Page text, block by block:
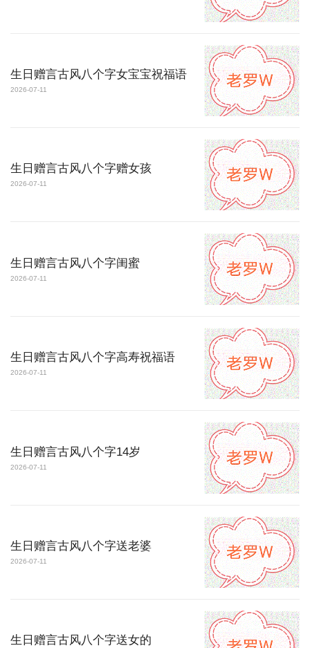
生日赠言古风八个字女宝宝祝福语
2026-07-11
生日赠言古风八个字赠女孩
2026-07-11
生日赠言古风八个字闺蜜
2026-07-11
生日赠言古风八个字高寿祝福语
2026-07-11
生日赠言古风八个字14岁
2026-07-11
生日赠言古风八个字送老婆
2026-07-11
生日赠言古风八个字送女的